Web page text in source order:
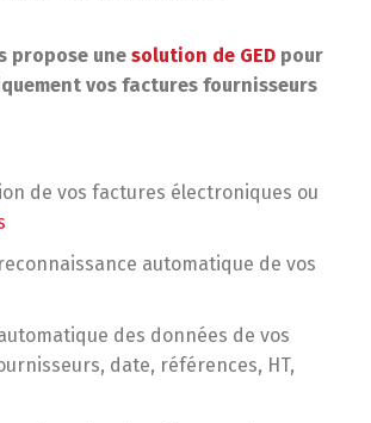
propose une solution de GED pour
vos factures fournisseurs
de vos factures électroniques ou
automatique de vos
des données de vos
date, références, HT,